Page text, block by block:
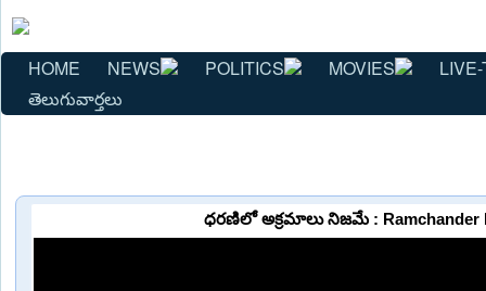
HOME NEWS POLITICS MOVIES
తెలుగువార్తలు
ధరణిలో అక్రమాలు నిజమే : Ramchander